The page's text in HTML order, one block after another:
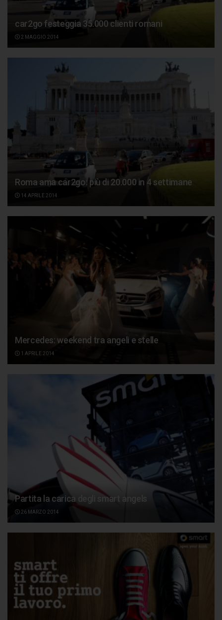
car2go festeggia 35.000 clienti romani
2 MAGGIO 2014
Roma ama car2go: più di 20.000 in 4 settimane
14 APRILE 2014
Mercedes: weekend tra angeli e stelle
1 APRILE 2014
Partita la carica degli smart angels
26 MARZO 2014